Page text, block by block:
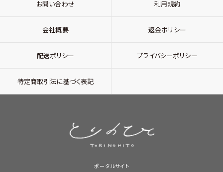
お問い合わせ 利用規約
会社概要 返金ポリシー
配送ポリシー プライバシーポリシー
特定商取引法に基づく表記
ポータルサイト